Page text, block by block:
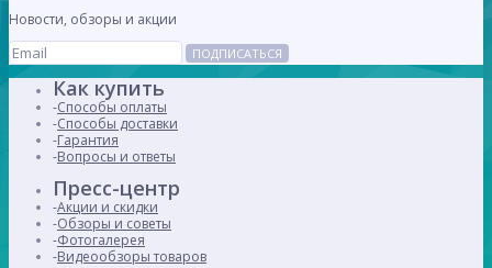
Новости, обзоры и акции
ПОДПИСАТЬСЯ
Как купить
Способы оплаты
Способы доставки
Гарантия
Вопросы и ответы
Пресс-центр
Акции и скидки
Обзоры и советы
Фотогалерея
Видеообзоры товаров